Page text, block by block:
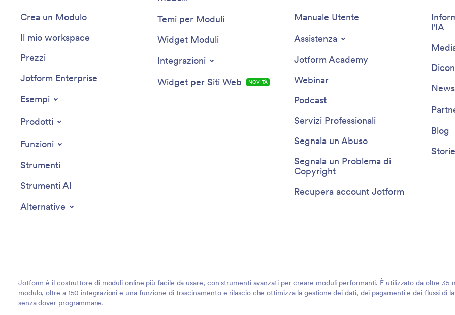
Crea un Modulo
Il mio workspace
Prezzi
Jotform Enterprise
Esempi
Prodotti
Funzioni
Strumenti
Strumenti AI
Alternative
Temi per Moduli
Widget Moduli
Integrazioni
Widget per Siti Web
NOVITÀ
Manuale Utente
Assistenza
Jotform Academy
Webinar
Podcast
Servizi Professionali
Segnala un Abuso
Segnala un Problema di
Copyright
Recupera account Jotform
l'IA
Blog
Jotform è il costruttore di moduli online più facile da usare, con strumenti avanzati per creare moduli performanti. È utilizzato da oltre
modulo, oltre a 150 integrazioni e una funzione di trascinamento e rilascio che ottimizza la gestione dei dati, dei pagamenti e dei flussi di
senza dover programmare.